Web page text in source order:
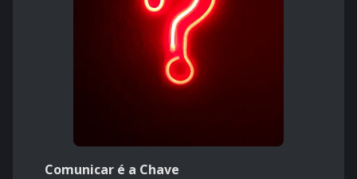
Comunicar é a Chave